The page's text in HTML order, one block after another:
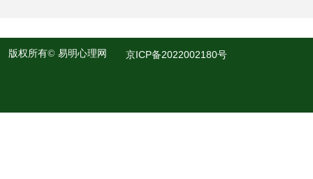
版权所有© 易明心理网 京ICP备2022002180号